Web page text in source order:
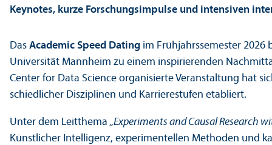
Keynotes, kurze Forschungs­impulse und intensiven
Das Academic Speed Dating im Frühjahrssemester
Universität Mannheim zu einem inspirierenden
Center for Data Science organisierte Veranstaltung hat
schiedlicher Disziplinen und Karrierestufen etabliert.
Unter dem Leitthema„Experiments and Causal Research
Künstlicher Intelligenz, experimentellen Methoden und